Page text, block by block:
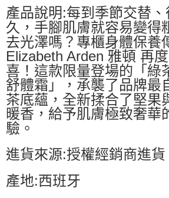
產品說明:每到季節交替
久，手腳肌膚就容易變得
去光澤嗎？專櫃身體保
Elizabeth Arden 雅頓 再
喜！這款限量登場的「綠
舒體霜」，承襲了品牌最
茶底蘊，全新揉合了堅果
暖香，給予肌膚極致奢華
驗。
進貨來源:授權經銷商進貨
產地:西班牙